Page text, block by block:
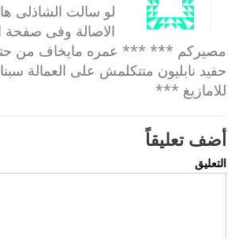
لو سالت الشاذلى
الاصالة وفى صفحة
مصيركم *** *** عمره مايخاف من حتة
حفيد نابليون متتكلمش على العمالة
للامازيغ ***
أضف تعليقاً
التعليق